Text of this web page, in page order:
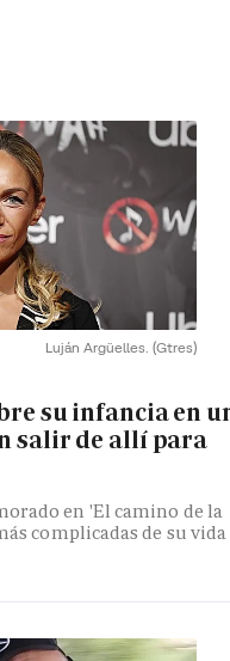
Luján Argüelles. (Gtres)
su infancia en
salir de allí para
en 'El camino de la
complicadas de su vida